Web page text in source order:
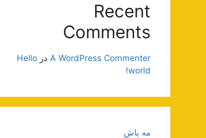
Recent
Comments
A WordPress Commenter در Hello
world!
مه پاش